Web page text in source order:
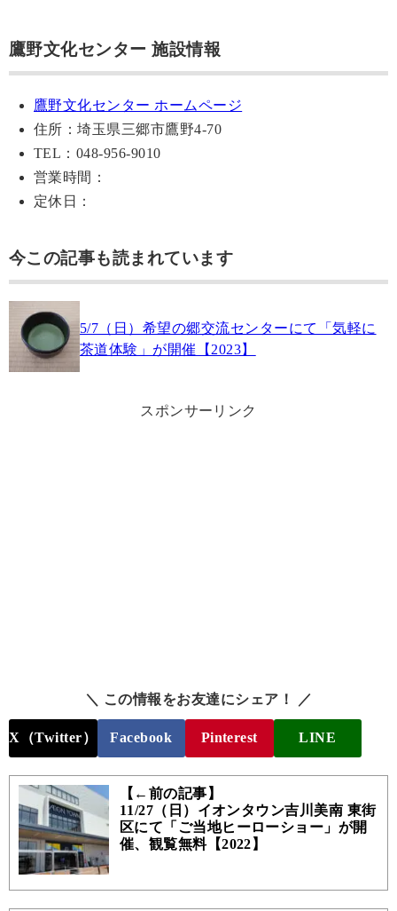
鷹野文化センター 施設情報
鷹野文化センター ホームページ
住所：埼玉県三郷市鷹野4-70
TEL：048-956-9010
営業時間：
定休日：
今この記事も読まれています
5/7（日）希望の郷交流センターにて「気軽に
茶道体験」が開催【2023】
スポンサーリンク
＼ この情報をお友達にシェア！ ／
X（Twitter） Facebook Pinterest LINE
【←前の記事】
11/27（日）イオンタウン吉川美南 東街
区にて「ご当地ヒーローショー」が開
催、観覧無料【2022】